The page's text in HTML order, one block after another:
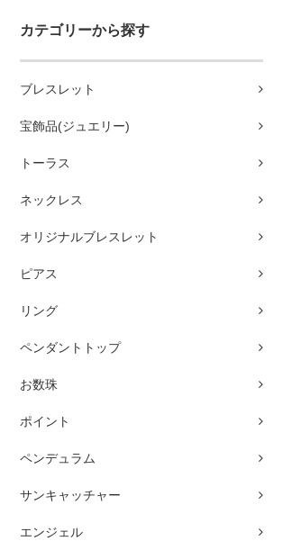
カテゴリーから探す
ブレスレット
宝飾品(ジュエリー)
トーラス
ネックレス
オリジナルブレスレット
ピアス
リング
ペンダントトップ
お数珠
ポイント
ペンデュラム
サンキャッチャー
エンジェル